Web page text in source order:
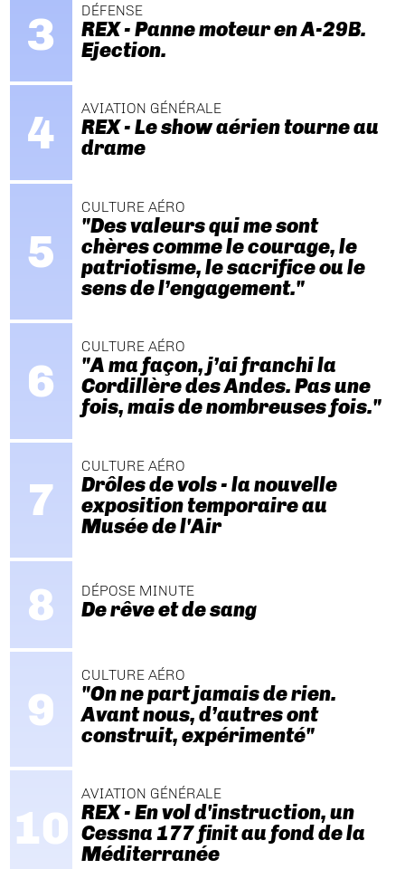
DÉFENSE
REX - Panne moteur en A-29B.
Ejection.
AVIATION GÉNÉRALE
REX - Le show aérien tourne au
drame
CULTURE AÉRO
"Des valeurs qui me sont
chères comme le courage, le
patriotisme, le sacrifice ou le
sens de l’engagement."
CULTURE AÉRO
"A ma façon, j’ai franchi la
Cordillère des Andes. Pas une
fois, mais de nombreuses fois."
CULTURE AÉRO
Drôles de vols - la nouvelle
exposition temporaire au
Musée de l'Air
DÉPOSE MINUTE
De rêve et de sang
CULTURE AÉRO
"On ne part jamais de rien.
Avant nous, d’autres ont
construit, expérimenté"
AVIATION GÉNÉRALE
REX - En vol d'instruction, un
Cessna 177 finit au fond de la
Méditerranée